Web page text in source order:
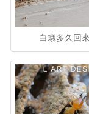
白蟻多久回